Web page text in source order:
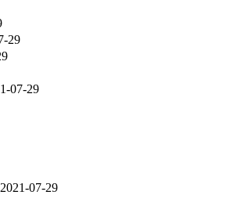
29
07-29
2021-07-29